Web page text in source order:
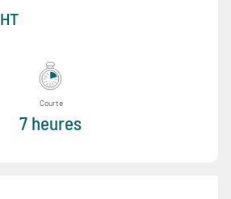
HT
Courte
7 heures